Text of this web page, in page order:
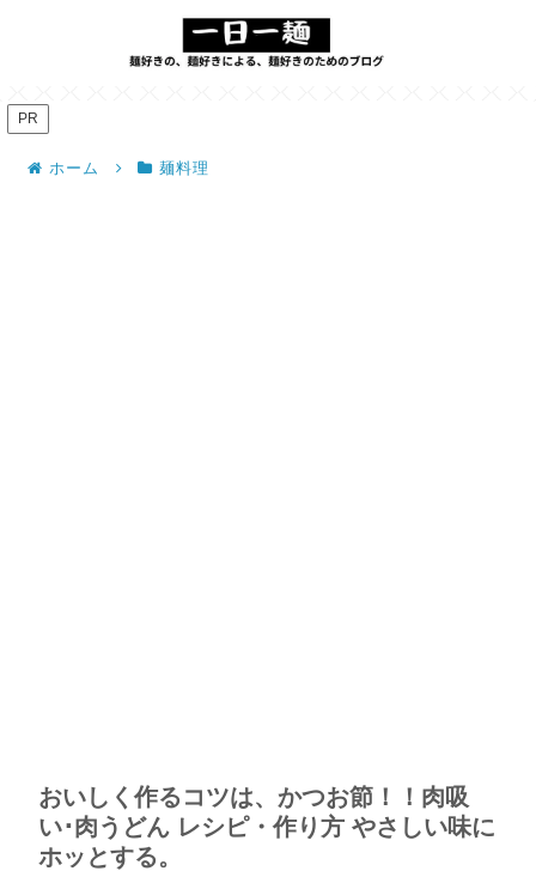
PR
ホーム 麺料理
おいしく作るコツは、かつお節！！肉吸
い･肉うどん レシピ・作り方 やさしい味に
ホッとする。